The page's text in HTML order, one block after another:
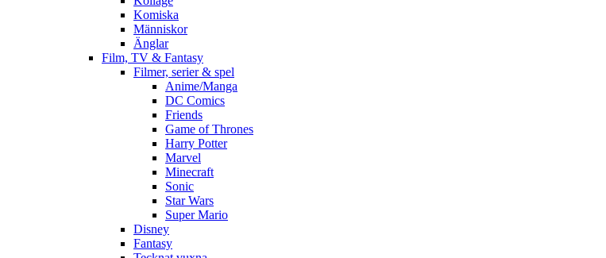
Komiska
Människor
Änglar
Film, TV & Fantasy
Filmer, serier & spel
Anime/Manga
DC Comics
Friends
Game of Thrones
Harry Potter
Marvel
Minecraft
Sonic
Star Wars
Super Mario
Disney
Fantasy